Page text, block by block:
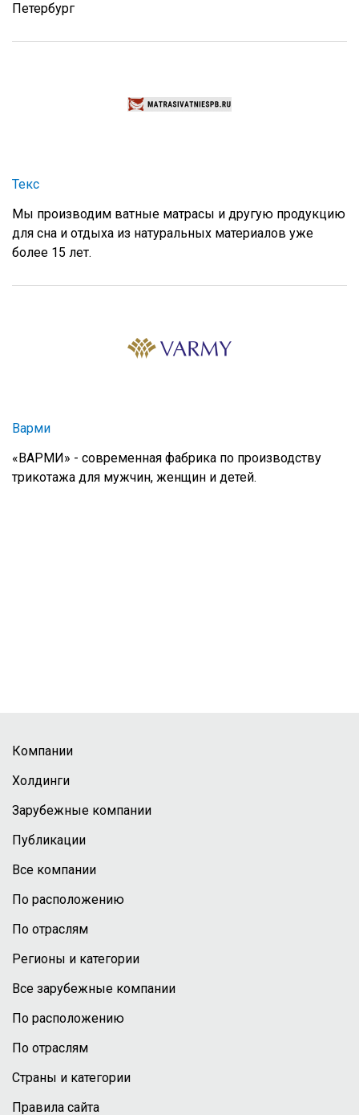
Петербург
Текс
Мы производим ватные матрасы и другую продукцию
для сна и отдыха из натуральных материалов уже
более 15 лет.
Варми
«ВАРМИ» - современная фабрика по производству
трикотажа для мужчин, женщин и детей.
Компании
Холдинги
Зарубежные компании
Публикации
Все компании
По расположению
По отраслям
Регионы и категории
Все зарубежные компании
По расположению
По отраслям
Страны и категории
Правила сайта